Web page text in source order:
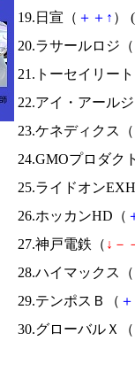
19.日宣（ ＋ ＋ ↑ ） (
20.ラサールロジ（
21.トーセイリー
22.アイ・アール
23.ケネディクス（
24.GMOプロダク
25.ライドオン
26.ホッカンHD（
27.神戸電鉄（ ↓ －
28.ハイマックス（
29.テンポスＢ（ ＋
30.グローバルＸ（